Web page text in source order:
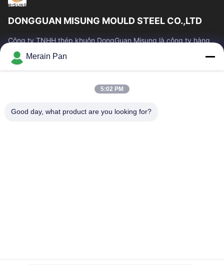
DONGGUAN MISUNG MOULD STEEL CO.,LTD
Công ty TNHH thép khuôn DongGuan Misung là công ty hàng
đầu về cung cấp thép khuôn nhựa, thép gia công nóng, thép
gia công nguội, thép kết cấu hợp kim
Liên Kết Nhanh
Các Sản Phẩm
Hướng Dẫn VR
Về Chúng Tôi
Merain Pan
5:02 PM
Good day, what product are you looking for?